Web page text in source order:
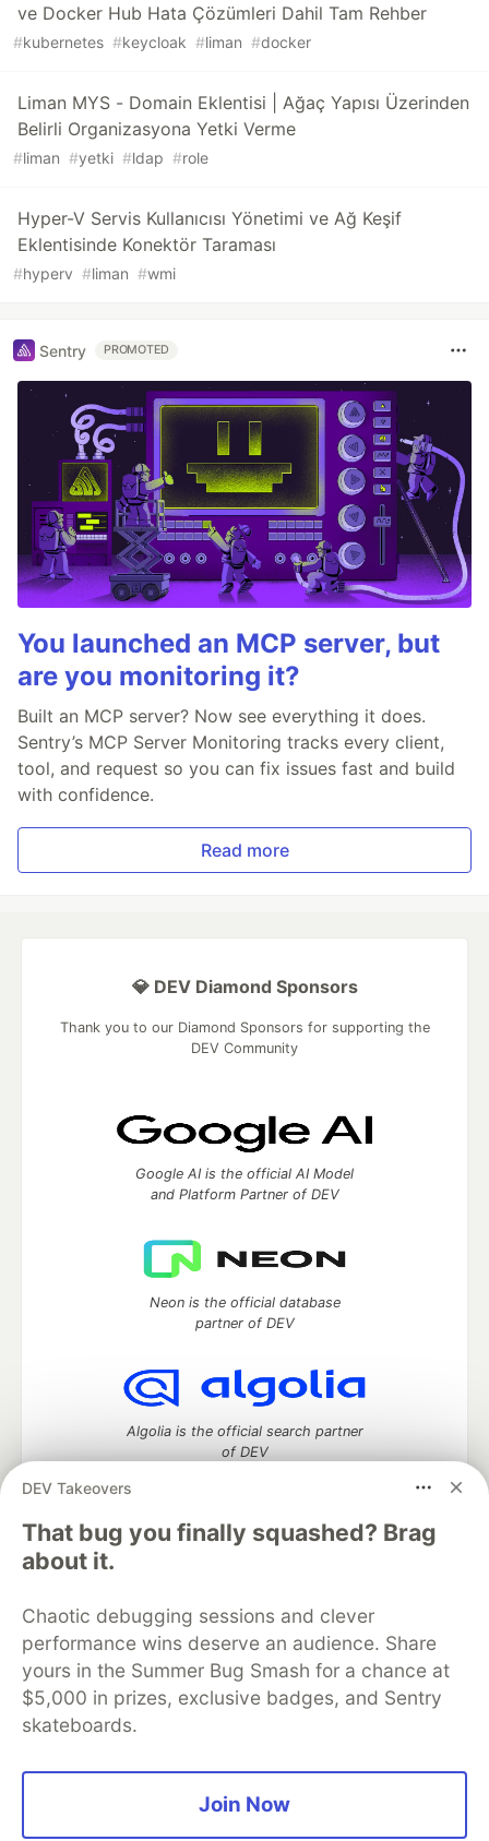
ve Docker Hub Hata Çözümleri Dahil Tam Rehber
#kubernetes #keycloak #liman #docker
Liman MYS - Domain Eklentisi | Ağaç Yapısı Üzerinden
Belirli Organizasyona Yetki Verme
#liman #yetki #ldap #role
Hyper-V Servis Kullanıcısı Yönetimi ve Ağ Keşif
Eklentisinde Konektör Taraması
#hyperv #liman #wmi
Sentry PROMOTED
You launched an MCP server, but
are you monitoring it?
Built an MCP server? Now see everything it does.
Sentry’s MCP Server Monitoring tracks every client,
tool, and request so you can fix issues fast and build
with confidence.
Read more
DEV Takeovers
That bug you finally squashed? Brag
about it.
Chaotic debugging sessions and clever
performance wins deserve an audience. Share
yours in the Summer Bug Smash for a chance at
$5,000 in prizes, exclusive badges, and Sentry
skateboards.
Join Now
💎 DEV Diamond Sponsors
Thank you to our Diamond Sponsors for supporting the
DEV Community
Google AI is the official AI Model
and Platform Partner of DEV
Neon is the official database
partner of DEV
Algolia is the official search partner
of DEV
DEV Community
DEV Education Tracks
DEV Help
Advertise on DEV
Organization Accounts
DEV Showcase About
Contact
Free Postgres Database
DEV Shop
MLH
Code of Conduct
Privacy Policy
Terms of Use
Built on
Forem